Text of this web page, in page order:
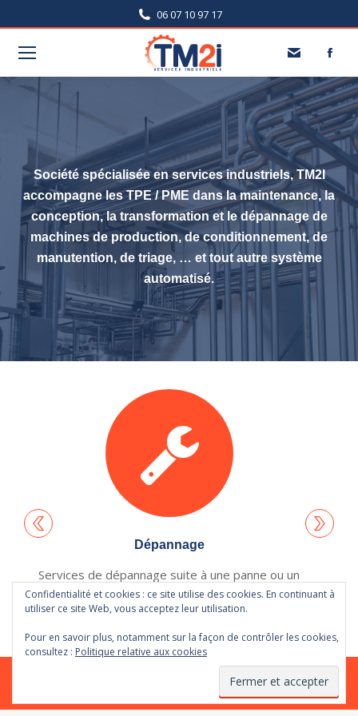
06 07 10 97 17
Société spécialisée en services industriels, TM2I
accompagne les TPE / PME dans la maintenance, la
conception, la transformation et le dépannage de
machines de production, de conditionnement, de
manutention, de triage, … et tout autre système
automatisé.
Dépannage
Services de dépannage suite à une panne ou un
dysfonctionnement de l’un vos process
AMELYAA - Dinan
Confidentialité et cookies : ce site utilise des cookies. En continuant à
utiliser ce site Web, vous acceptez leur utilisation.
Pour en savoir plus, notamment sur la façon de contrôler les cookies,
consultez : Politique relative aux cookies